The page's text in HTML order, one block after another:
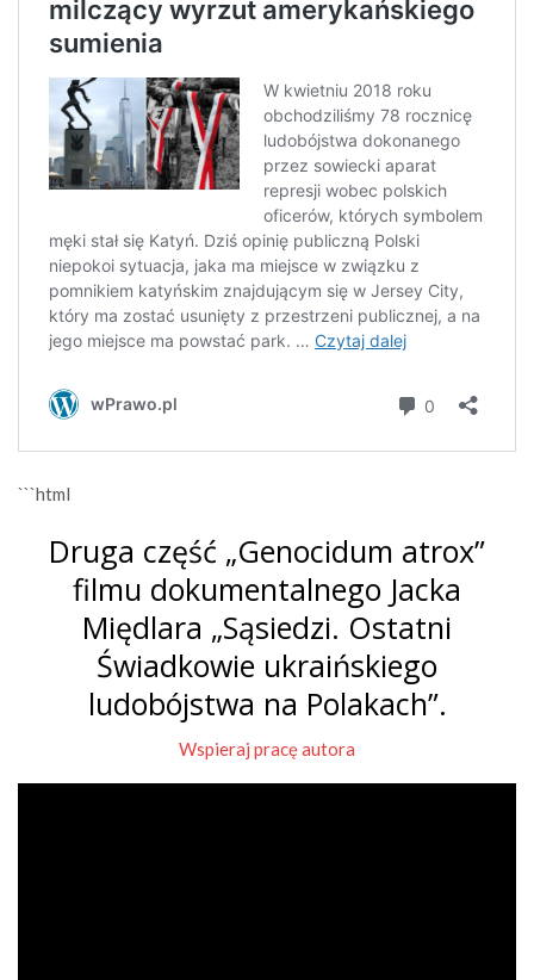
```html
Druga część „Genocidum atrox”
filmu dokumentalnego Jacka
Międlara „Sąsiedzi. Ostatni
Świadkowie ukraińskiego
ludobójstwa na Polakach”.
Wspieraj pracę autora